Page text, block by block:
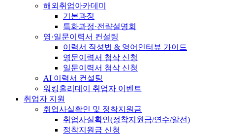
해외취업아카데미
기본과정
특화과정·전략설명회
영·일문이력서 컨설팅
이력서 작성법 & 영어인터뷰 가이드
영문이력서 첨삭 신청
일문이력서 첨삭 신청
AI 이력서 컨설팅
워킹홀리데이 취업자 이벤트
취업자 지원
취업사실확인 및 정착지원금
취업사실확인(정착지원금/연수/알선)
정착지원금 신청